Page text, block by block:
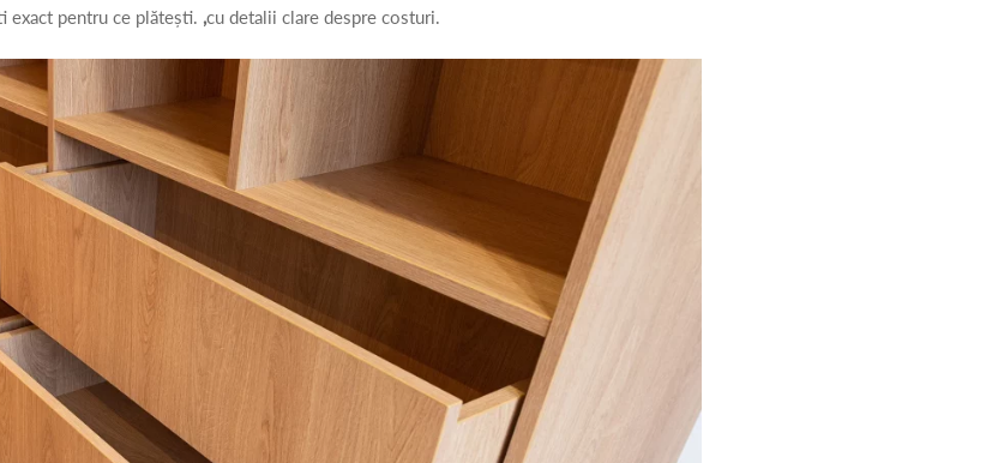
exact pentru ce plătești. ,cu detalii clare despre costuri.